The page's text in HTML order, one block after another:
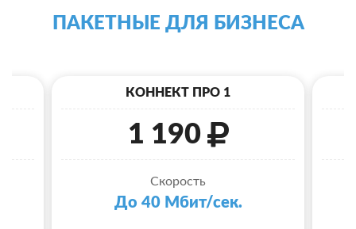
ПАКЕТНЫЕ ДЛЯ БИЗНЕСА
КОННЕКТ ПРО 1
1 190
Скорость
До 40 Мбит/сек.